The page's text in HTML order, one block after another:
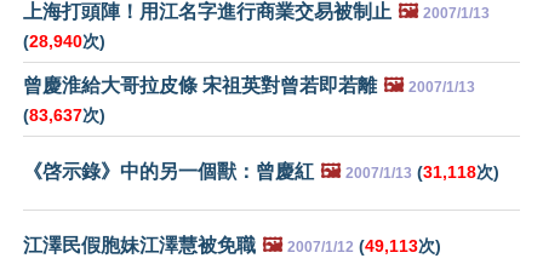
上海打頭陣！用江名字進行商業交易被制止 🖼️ 2007/1/13
(28,940次)
曾慶淮給大哥拉皮條 宋祖英對曾若即若離 🖼️ 2007/1/13
(83,637次)
《啓示錄》中的另一個獸：曾慶紅 🖼️ 2007/1/13 (31,118次)
江澤民假胞妹江澤慧被免職 🖼️ 2007/1/12 (49,113次)